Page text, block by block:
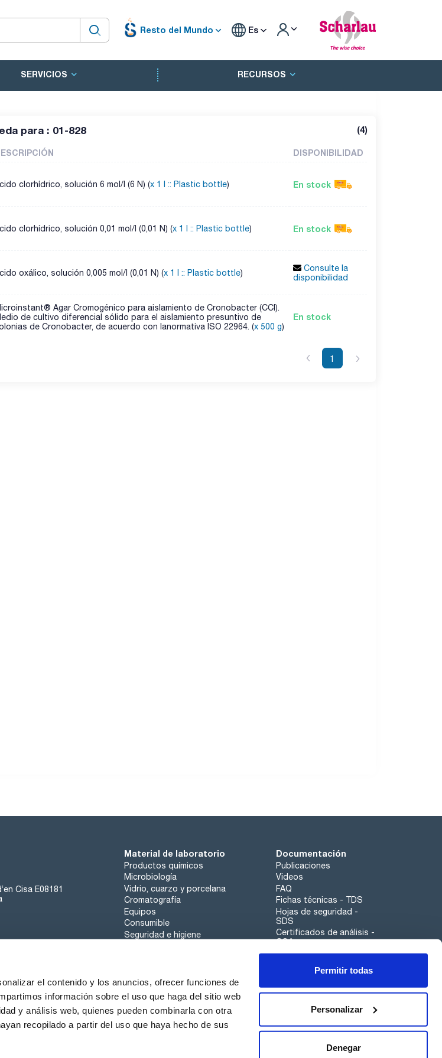
el contenido y los anuncios, ofrecer funciones de
información sobre el uso que haga del sitio web
y análisis web, quienes pueden combinarla con otra
recopilado a partir del uso que haya hecho de sus
Permitir todas
Personalizar
Denegar
Resto del Mundo Es
SERVICIOS RECURSOS
para : 01-828 (4)
DISPONIBILIDAD
clorhídrico, solución 6 mol/l (6 N) (x 1 l :: Plastic bottle) En stock
clorhídrico, solución 0,01 mol/l (0,01 N) (x 1 l :: Plastic bottle) En stock
oxálico, solución 0,005 mol/l (0,01 N) (x 1 l :: Plastic bottle)
Consulte la
disponibilidad
Agar Cromogénico para aislamiento de Cronobacter (CCI).
de cultivo diferencial sólido para el aislamiento presuntivo de
de Cronobacter, de acuerdo con lanormativa ISO 22964. (x 500 g)
En stock
1
Cisa E08181
Material de laboratorio
Productos químicos
Microbiología
Vidrio, cuarzo y porcelana
Cromatografía
Equipos
Consumible
Seguridad e higiene
Documentación
Publicaciones
Videos
FAQ
Fichas técnicas - TDS
Hojas de seguridad -
SDS
Certificados de análisis -
COA
Aplicaciones
Canal de denuncias
Contacta